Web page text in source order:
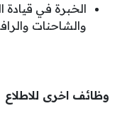
الخبرة في قيادة
والشاحنات
وظائف اخرى للاطلاع